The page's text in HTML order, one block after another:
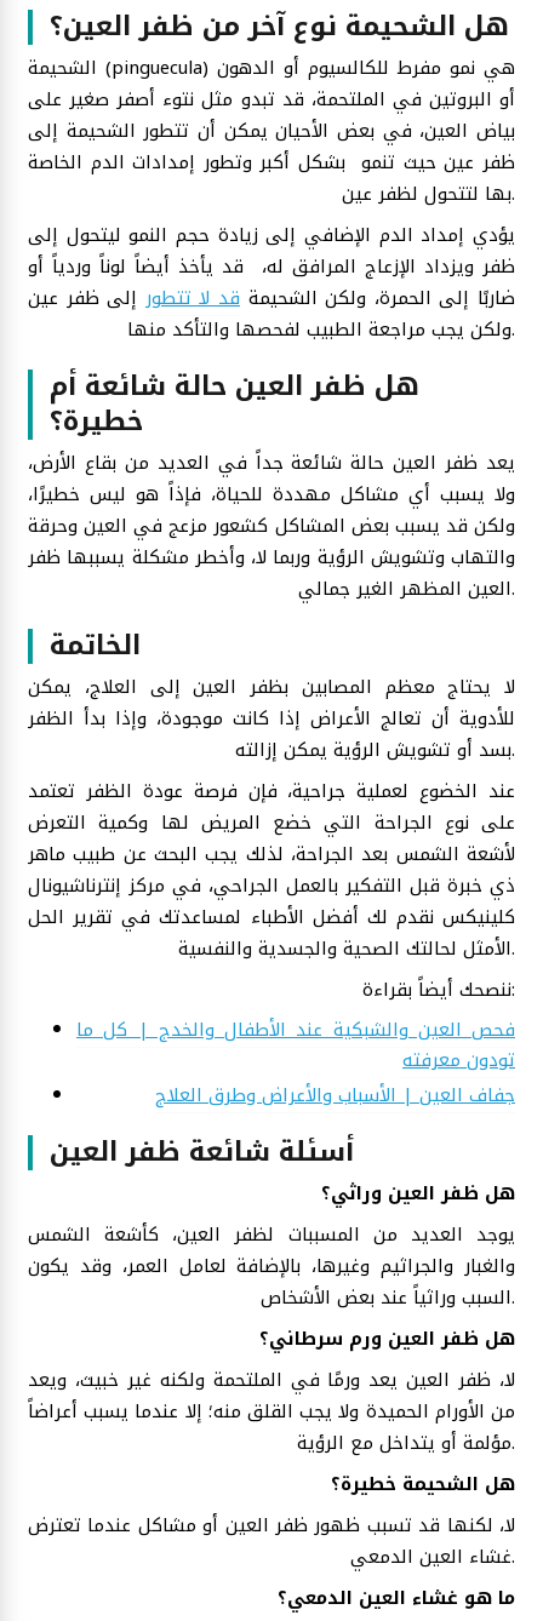
هل الشحيمة نوع آخر من ظفر العين؟
الشحيمة (pinguecula) هي نمو مفرط للكالسيوم أو الدهون
أو البروتين في الملتحمة، قد تبدو مثل نتوء أصفر صغير على
بياض العين، في بعض الأحيان يمكن أن تتطور الشحيمة إلى
ظفر عين حيث تنمو بشكل أكبر وتطور إمدادات الدم الخاصة
بها لتتحول لظفر عين.
يؤدي إمداد الدم الإضافي إلى زيادة حجم النمو ليتحول إلى
ظفر ويزداد الإزعاج المرافق له، قد يأخذ أيضاً لوناً وردياً أو
ضاربًا إلى الحمرة، ولكن الشحيمة قد لا تتطور إلى ظفر عين
ولكن يجب مراجعة الطبيب لفحصها والتأكد منها.
هل ظفر العين حالة شائعة أم
خطيرة؟
يعد ظفر العين حالة شائعة جداً في العديد من بقاع الأرض،
ولا يسبب أي مشاكل مهددة للحياة، فإذاً هو ليس خطيرًا،
ولكن قد يسبب بعض المشاكل كشعور مزعج في العين وحرقة
والتهاب وتشويش الرؤية وربما لا، وأخطر مشكلة يسببها ظفر
العين المظهر الغير جمالي.
الخاتمة
لا يحتاج معظم المصابين بظفر العين إلى العلاج، يمكن
للأدوية أن تعالج الأعراض إذا كانت موجودة، وإذا بدأ الظفر
بسد أو تشويش الرؤية يمكن إزالته.
عند الخضوع لعملية جراحية، فإن فرصة عودة الظفر تعتمد
على نوع الجراحة التي خضع المريض لها وكمية التعرض
لأشعة الشمس بعد الجراحة، لذلك يجب البحث عن طبيب ماهر
ذي خبرة قبل التفكير بالعمل الجراحي، في مركز إنترناشيونال
كلينيكس نقدم لك أفضل الأطباء لمساعدتك في تقرير الحل
الأمثل لحالتك الصحية والجسدية والنفسية.
ننصحك أيضاً بقراءة:
فحص العين والشبكية عند الأطفال والخدج | كل ما
تودون معرفته
جفاف العين | الأسباب والأعراض وطرق العلاج
أسئلة شائعة ظفر العين
هل ظفر العين وراثي؟
يوجد العديد من المسببات لظفر العين، كأشعة الشمس
والغبار والجراثيم وغيرها، بالإضافة لعامل العمر، وقد يكون
السبب وراثياً عند بعض الأشخاص.
هل ظفر العين ورم سرطاني؟
لا، ظفر العين يعد ورمًا في الملتحمة ولكنه غير خبيث، ويعد
من الأورام الحميدة ولا يجب القلق منه؛ إلا عندما يسبب أعراضاً
مؤلمة أو يتداخل مع الرؤية.
هل الشحيمة خطيرة؟
لا، لكنها قد تسبب ظهور ظفر العين أو مشاكل عندما تعترض
غشاء العين الدمعي.
ما هو غشاء العين الدمعي؟